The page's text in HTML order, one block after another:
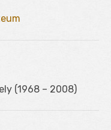
(1968 – 2008)